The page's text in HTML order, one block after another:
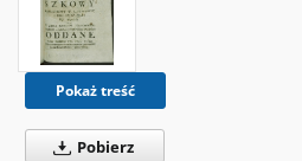
Pokaż treść
Pobierz